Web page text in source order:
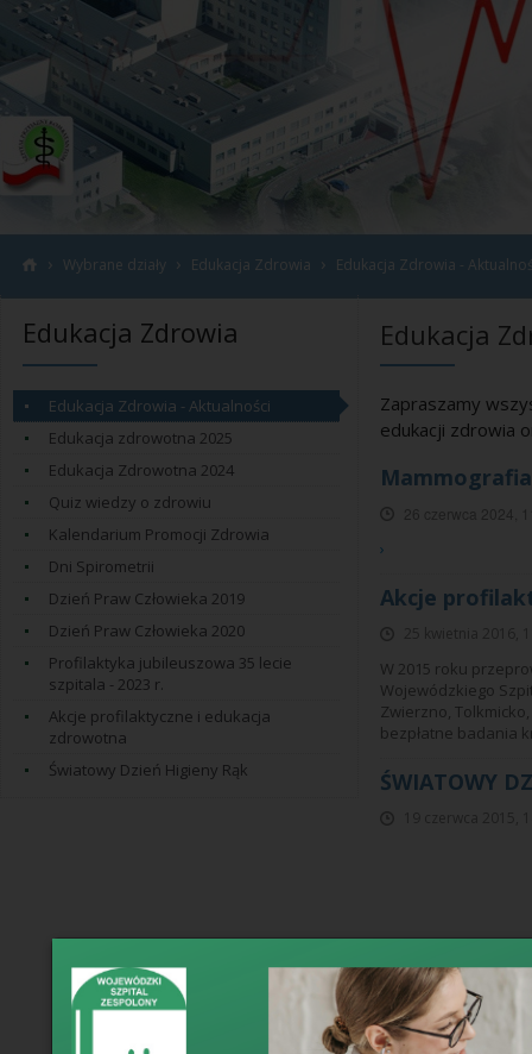
› Wybrane działy › Edukacja Zdrowia › Edukacja Zdrowia -
Edukacja Zdrowia
Edukacja Zdrowia - Aktualności
Edukacja zdrowotna 2025
Edukacja Zdrowotna 2024
Quiz wiedzy o zdrowiu
Kalendarium Promocji Zdrowia
Dni Spirometrii
Dzień Praw Człowieka 2019
Dzień Praw Człowieka 2020
Profilaktyka jubileuszowa 35 lecie
szpitala - 2023 r.
Akcje profilaktyczne i edukacja
zdrowotna
Światowy Dzień Higieny Rąk
Edukacja
Zapraszamy
edukacji zdrowia
Mammografia
›
Akcje
W 2015 roku
Wojewódzkiego
Zwierzno,
bezpłatne badania
ŚWIATOWY
Dzień Walki z